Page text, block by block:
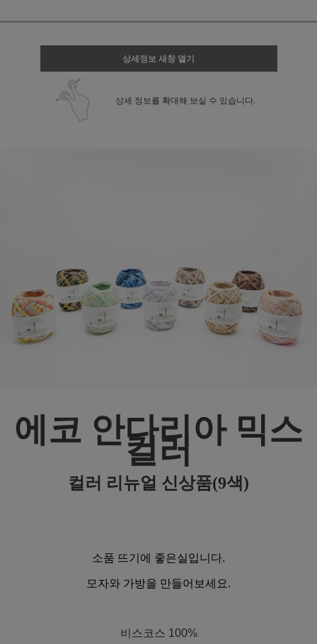
상세정보 새창 열기
상세 정보를 확대해 보실 수 있습니다.
에코 안다리아 믹스
컬러
컬러 리뉴얼 신상품(9색)
소품 뜨기에 좋은실입니다.
모자와 가방을 만들어보세요.
비스코스 100%